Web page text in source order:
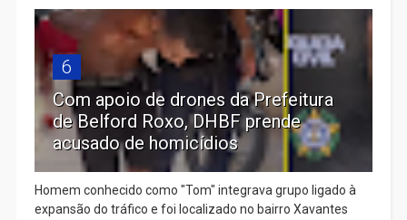
6
Com apoio de drones da Prefeitura
de Belford Roxo, DHBF prende
acusado de homicídios
Homem conhecido como "Tom" integrava grupo ligado à
expansão do tráfico e foi localizado no bairro Xavantes